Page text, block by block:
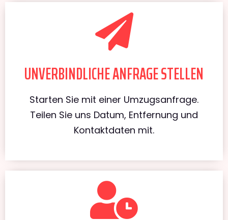
UNVERBINDLICHE ANFRAGE STELLEN
Starten Sie mit einer Umzugsanfrage.
Teilen Sie uns Datum, Entfernung und
Kontaktdaten mit.